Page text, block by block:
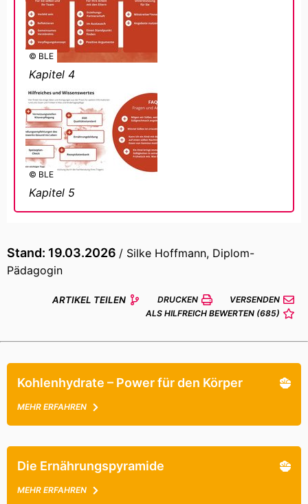
© BLE
Kapitel 4
© BLE
Kapitel 5
Stand: 19.03.2026 / Silke Hoffmann, Diplom-
Pädagogin
ARTIKEL TEILEN DRUCKEN
VERSENDEN
ALS HILFREICH BEWERTEN (685)
Kohlenhydrate – Power für den Körper
MEHR ERFAHREN
Die Ernährungspyramide
MEHR ERFAHREN